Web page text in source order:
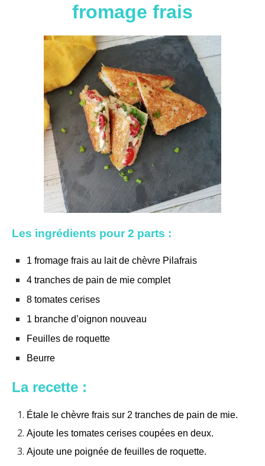
fromage frais
Les ingrédients pour 2 parts :
1 fromage frais au lait de chèvre Pilafrais
4 tranches de pain de mie complet
8 tomates cerises
1 branche d’oignon nouveau
Feuilles de roquette
Beurre
La recette :
Étale le chèvre frais sur 2 tranches de pain de mie.
Ajoute les tomates cerises coupées en deux.
Ajoute une poignée de feuilles de roquette.